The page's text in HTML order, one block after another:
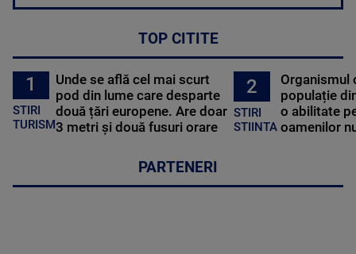
TOP CITITE
1
STIRI
TURISM
Unde se află cel mai scurt
pod din lume care desparte
două țări europene. Are doar
3 metri și două fusuri orare
2
STIRI
STIINTA
Organismul
populație
o abilitate
oamenilor
PARTENERI